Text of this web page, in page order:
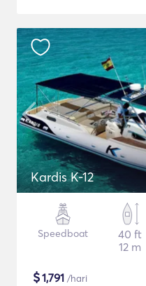
Kardis K-12
Speedboat
40 ft
12 m
$1,791 /hari